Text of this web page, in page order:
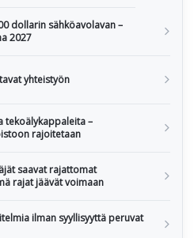
dollarin sähköavolavan –
2027
yhteistyön
tekoälykappaleita –
rajoitetaan
saavat rajattomat
rajat jäävät voimaan
ilman syyllisyyttä peruvat